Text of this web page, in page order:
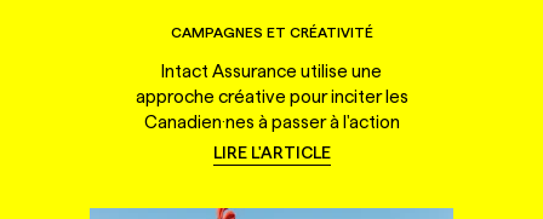
CAMPAGNES ET CRÉATIVITÉ
Intact Assurance utilise une
approche créative pour inciter les
Canadien·nes à passer à l'action
LIRE L'ARTICLE